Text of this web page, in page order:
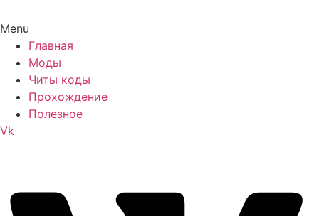
Menu
Главная
Моды
Читы коды
Прохождение
Полезное
Vk